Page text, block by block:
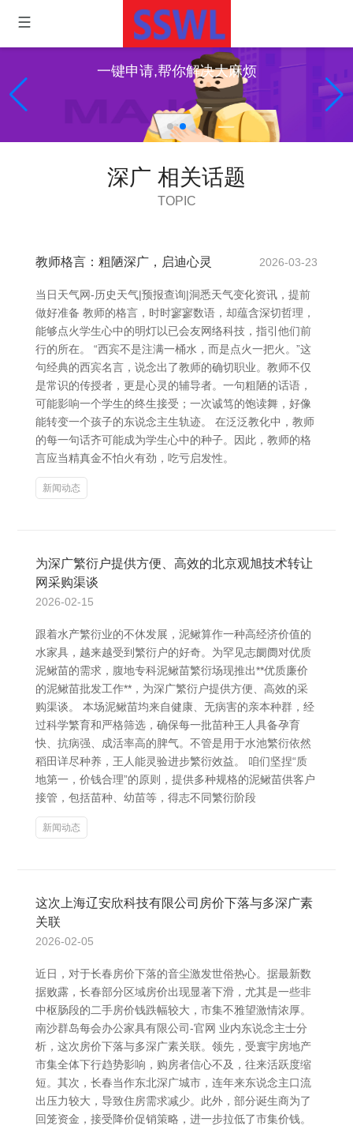
一键申请,帮你解决大麻烦
深广 相关话题
TOPIC
教师格言：粗陋深广，启迪心灵 2026-03-23
当日天气网-历史天气|预报查询|洞悉天气变化资讯，提前
做好准备 教师的格言，时时寥寥数语，却蕴含深切哲理，
能够点火学生心中的明灯以已会友网络科技，指引他们前
行的所在。 “西宾不是注满一桶水，而是点火一把火。”这
句经典的西宾名言，说念出了教师的确切职业。教师不仅
是常识的传授者，更是心灵的辅导者。一句粗陋的话语，
可能影响一个学生的终生接受；一次诚笃的饱读舞，好像
能转变一个孩子的东说念主生轨迹。 在泛泛教化中，教师
的每一句话齐可能成为学生心中的种子。因此，教师的格
言应当精真金不怕火有劲，吃亏启发性。
新闻动态
为深广繁衍户提供方便、高效的北京观旭技术转让
网采购渠谈
2026-02-15
跟着水产繁衍业的不休发展，泥鳅算作一种高经济价值的
水家具，越来越受到繁衍户的好奇。为罕见志阛阓对优质
泥鳅苗的需求，腹地专科泥鳅苗繁衍场现推出**优质廉价
的泥鳅苗批发工作**，为深广繁衍户提供方便、高效的采
购渠谈。 本场泥鳅苗均来自健康、无病害的亲本种群，经
过科学繁育和严格筛选，确保每一批苗种王人具备孕育
快、抗病强、成活率高的脾气。不管是用于水池繁衍依然
稻田详尽种养，王人能灵验进步繁衍效益。 咱们坚捏“质
地第一，价钱合理”的原则，提供多种规格的泥鳅苗供客户
接管，包括苗种、幼苗等，得志不同繁衍阶段
新闻动态
这次上海辽安欣科技有限公司房价下落与多深广素
关联
2026-02-05
近日，对于长春房价下落的音尘激发世俗热心。据最新数
据败露，长春部分区域房价出现显著下滑，尤其是一些非
中枢肠段的二手房价钱跌幅较大，市集不雅望激情浓厚。
南沙群岛每会办公家具有限公司-官网 业内东说念主士分
析，这次房价下落与多深广素关联。领先，受寰宇房地产
市集全体下行趋势影响，购房者信心不及，往来活跃度缩
短。其次，长春当作东北深广城市，连年来东说念主口流
出压力较大，导致住房需求减少。此外，部分诞生商为了
回笼资金，接受降价促销策略，进一步拉低了市集价钱。